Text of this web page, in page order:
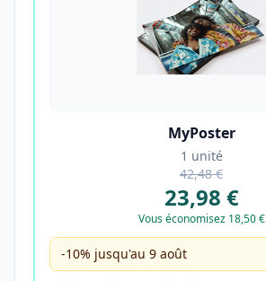
MyPoster
1 unité
42,48 €
23,98 €
Vous économisez 18,50 €
-10% jusqu'au 9 août